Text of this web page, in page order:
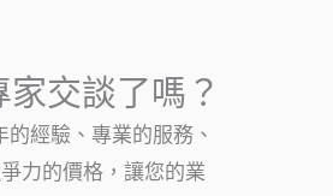
交談了嗎？
的經驗、專業的服務、
力的價格，讓您的業